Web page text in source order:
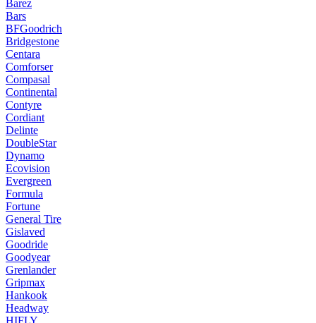
Barez
Bars
BFGoodrich
Bridgestone
Centara
Comforser
Compasal
Continental
Contyre
Cordiant
Delinte
DoubleStar
Dynamo
Ecovision
Evergreen
Formula
Fortune
General Tire
Gislaved
Goodride
Goodyear
Grenlander
Gripmax
Hankook
Headway
HIFLY